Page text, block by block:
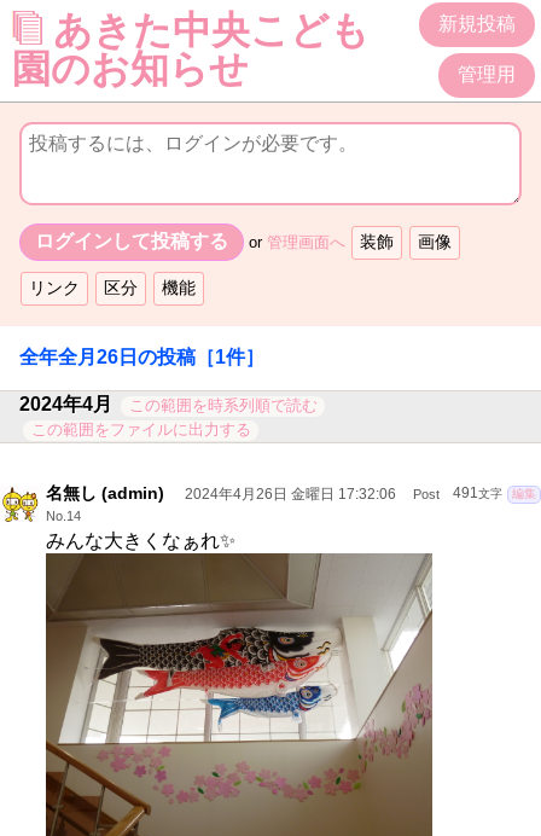
あきた中央こども
園のお知らせ
新規投稿
管理用
or 管理画面へ
全年全月26日 の投稿 ［1件］
2024年4月
この範囲を時系列順で読む
この範囲をファイルに出力する
491 文字 編集
名無し (admin) 2024年4月26日 金曜日 17:32:06
Post
No.14
みんな大きくなぁれ✨